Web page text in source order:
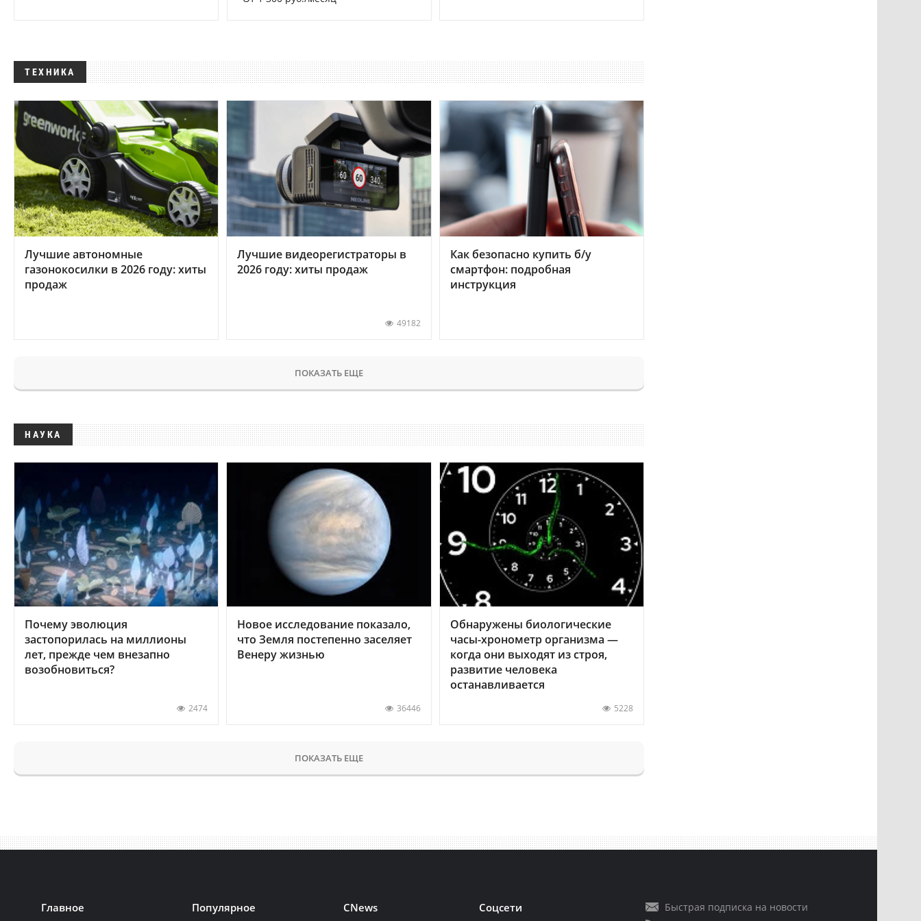
ТЕХНИКА
Лучшие автономные
газонокосилки в 2026 году: хиты
продаж
Лучшие видеорегистраторы в
2026 году: хиты продаж
49182
Как безопасно купить б/у
смартфон: подробная
инструкция
ПОКАЗАТЬ ЕЩЕ
НАУКА
Почему эволюция
застопорилась на миллионы
лет, прежде чем внезапно
возобновиться?
2474
Новое исследование показало,
что Земля постепенно заселяет
Венеру жизнью
36446
Обнаружены биологические
часы-хронометр организма —
когда они выходят из строя,
развитие человека
останавливается
5228
ПОКАЗАТЬ ЕЩЕ
Главное Популярное CNews Соцсети
Быстрая подписка на новости